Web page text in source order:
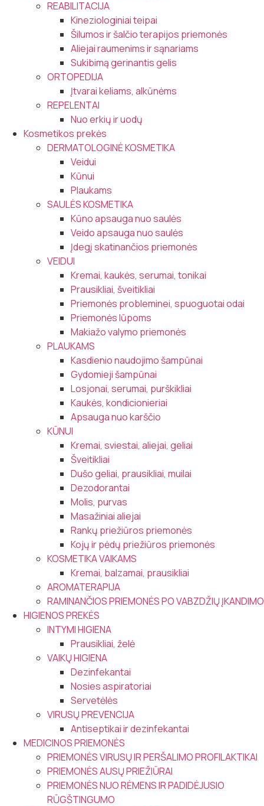
REABILITACIJA
Kineziologiniai teipai
Šilumos ir šalčio terapijos priemonės
Aliejai raumenims ir sąnariams
Sukibimą gerinantis gelis
ORTOPEDIJA
Įtvarai keliams, alkūnėms
REPELENTAI
Nuo erkių ir uodų
Kosmetikos prekės
DERMATOLOGINĖ KOSMETIKA
Veidui
Kūnui
Plaukams
SAULĖS KOSMETIKA
Kūno apsauga nuo saulės
Veido apsauga nuo saulės
Įdegį skatinančios priemonės
VEIDUI
Kremai, kaukės, serumai, tonikai
Prausikliai, šveitikliai
Priemonės probleminei, spuoguotai odai
Priemonės lūpoms
Makiažo valymo priemonės
PLAUKAMS
Kasdienio naudojimo šampūnai
Gydomieji šampūnai
Losjonai, serumai, purškikliai
Kaukės, kondicionieriai
Apsauga nuo karščio
KŪNUI
Kremai, sviestai, aliejai, geliai
Šveitikliai
Dušo geliai, prausikliai, muilai
Dezodorantai
Molis, purvas
Masažiniai aliejai
Rankų priežiūros priemonės
Kojų ir pėdų priežiūros priemonės
KOSMETIKA VAIKAMS
Kremai, balzamai, prausikliai
AROMATERAPIJA
RAMINANČIOS PRIEMONĖS PO VABZDŽIŲ ĮKANDIMO
HIGIENOS PREKĖS
INTYMI HIGIENA
Prausikliai, želė
VAIKŲ HIGIENA
Dezinfekantai
Nosies aspiratoriai
Servetėlės
VIRUSŲ PREVENCIJA
Antiseptikai ir dezinfekantai
MEDICINOS PRIEMONĖS
PRIEMONĖS VIRUSŲ IR PERŠALIMO PROFILAKTIKAI
PRIEMONĖS AUSŲ PRIEŽIŪRAI
PRIEMONĖS NUO RĖMENS IR PADIDĖJUSIO
RŪGŠTINGUMO